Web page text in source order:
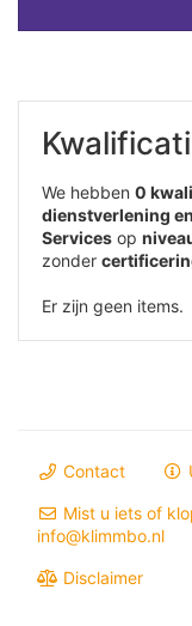
We hebben 0
dienstverlening
Services op
zonder
Er zijn geen items.
Contact
Mist u iets of
info@klimmbo.nl
Disclaimer